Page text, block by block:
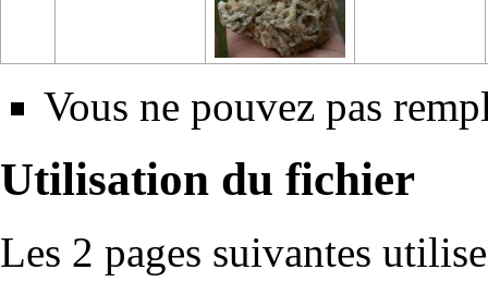
Vous ne pouvez pas
Utilisation du fichier
Les 2 pages suivantes